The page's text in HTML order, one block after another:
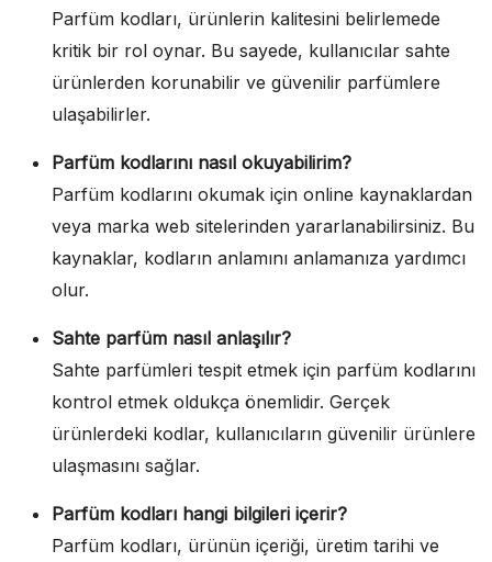
Parfüm kodları, ürünlerin kalitesini belirlemede
kritik bir rol oynar. Bu sayede, kullanıcılar sahte
ürünlerden korunabilir ve güvenilir parfümlere
ulaşabilirler.
Parfüm kodlarını nasıl okuyabilirim?
Parfüm kodlarını okumak için online kaynaklardan
veya marka web sitelerinden yararlanabilirsiniz. Bu
kaynaklar, kodların anlamını anlamanıza yardımcı
olur.
Sahte parfüm nasıl anlaşılır?
Sahte parfümleri tespit etmek için parfüm kodlarını
kontrol etmek oldukça önemlidir. Gerçek
ürünlerdeki kodlar, kullanıcıların güvenilir ürünlere
ulaşmasını sağlar.
Parfüm kodları hangi bilgileri içerir?
Parfüm kodları, ürünün içeriği, üretim tarihi ve